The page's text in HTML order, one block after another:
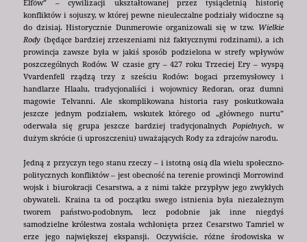
Elfów” – cywilizacji ukształtowanej przez tysiącletnią historię
konfliktów i sojuszy, w której pewne nieuleczalne podziały widoczne są
do dzisiaj. Historycznie Dunmerowie organizowali się w tzw. Wielkie
Rody (będące bardziej zrzeszeniami niż faktycznymi rodzinami), a ich
prowincja zawsze była w jakiś sposób podzielona w strefy wpływów
poszczególnych Rodów. W czasie gry – 427 roku Trzeciej Ery – wyspą
Vvardenfell rządzą trzy z sześciu Rodów: bogaci przemysłowcy i
handlarze Hlaalu, tradycjonaliści i wojownicy Redoran, oraz dumni
magowie Telvanni. Ale skomplikowana historia rasy poskutkowała
jeszcze jednym podziałem, wskutek którego od „głównego nurtu”
oderwała się grupa jeszcze bardziej tradycjonalnych Popielnych, w
dużym skrócie (i uproszczeniu) uważających Rody za zdrajców narodu.
Jedną z przyczyn tego stanu rzeczy – i istotną osią dla wielu społeczno-
politycznych konfliktów – jest obecność na terenie prowincji Morrowind
wojsk i biurokracji Cesarstwa, a z nimi także przypływ jego zwykłych
obywateli. Kraina ta od początku swego istnienia była niezależnym
tworem państwo-podobnym, lecz podobnie jak inne niegdyś
samodzielne królestwa została wchłonięta przez Cesarstwo Tamriel w
erze jego największej ekspansji. Oczywiście, różne środowiska w